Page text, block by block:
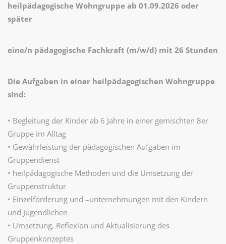
heilpädagogische Wohngruppe ab 01.09.2026 oder
später
eine/n pädagogische Fachkraft (m/w/d) mit 26 Stunden
Die Aufgaben in einer heilpädagogischen Wohngruppe
sind:
• Begleitung der Kinder ab 6 Jahre in einer gemischten 8er
Gruppe im Alltag
• Gewährleistung der pädagogischen Aufgaben im
Gruppendienst
• heilpädagogische Methoden und die Umsetzung der
Gruppenstruktur
• Einzelförderung und –unternehmungen mit den Kindern
und Jugendlichen
• Umsetzung, Reflexion und Aktualisierung des
Gruppenkonzeptes